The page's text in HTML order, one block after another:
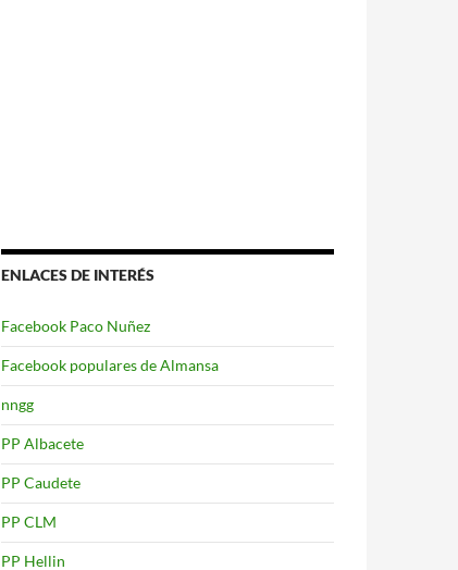
ENLACES DE INTERÉS
Facebook Paco Nuñez
Facebook populares de Almansa
nngg
PP Albacete
PP Caudete
PP CLM
PP Hellin